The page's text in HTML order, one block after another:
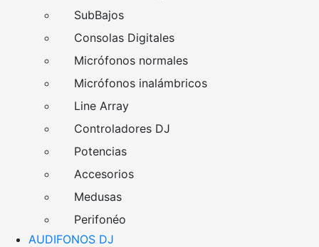
SubBajos
Consolas Digitales
Micrófonos normales
Micrófonos inalámbricos
Line Array
Controladores DJ
Potencias
Accesorios
Medusas
Perifonéo
AUDIFONOS DJ